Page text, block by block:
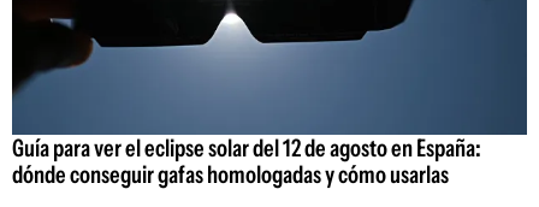
Guía para ver el eclipse solar del 12 de agosto en España:
dónde conseguir gafas homologadas y cómo usarlas